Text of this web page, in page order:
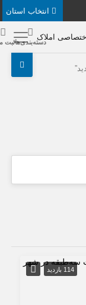
دسته‌بندی‌هاثبت ملک